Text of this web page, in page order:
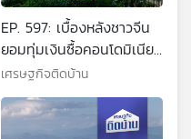
EP. 597: เบื้องหลังชาวจีน
ยอมทุ่มเงินซื้อคอนโดมิเนียม
ในไทย
เศรษฐกิจติดบ้าน